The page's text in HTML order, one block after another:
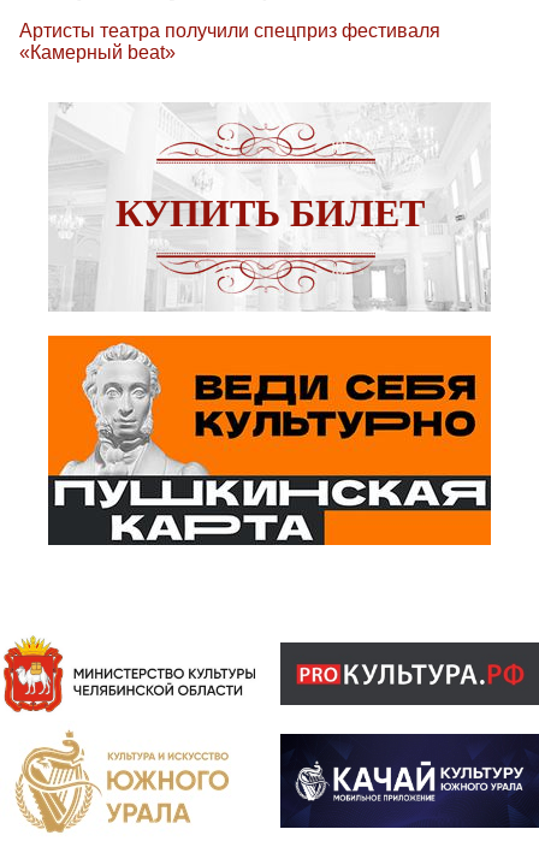
Артисты театра получили спецприз фестиваля
«Камерный beat»
КУПИТЬ БИЛЕТ